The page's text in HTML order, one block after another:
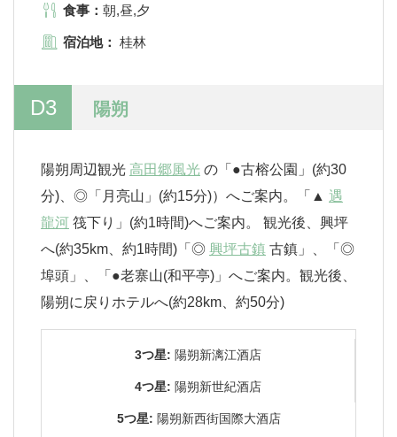
食事： 朝,昼,夕
宿泊地： 桂林
D3 陽朔
陽朔周辺観光 高田郷風光 の「●古榕公園」(約30
分)、◎「月亮山」(約15分)）へご案内。「▲ 遇
龍河 筏下り」(約1時間)へご案内。 観光後、興坪
へ(約35km、約1時間)「◎ 興坪古鎮 古鎮」、「◎
埠頭」、「●老寨山(和平亭)」へご案内。観光後、
陽朔に戻りホテルへ(約28km、約50分)
3つ星: 陽朔新漓江酒店
4つ星: 陽朔新世紀酒店
5つ星: 陽朔新西街国際大酒店